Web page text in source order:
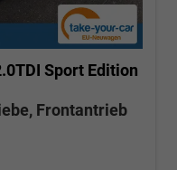
Sport Edition
Frontantrieb